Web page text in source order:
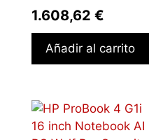
1.608,62 €
Añadir al carrito